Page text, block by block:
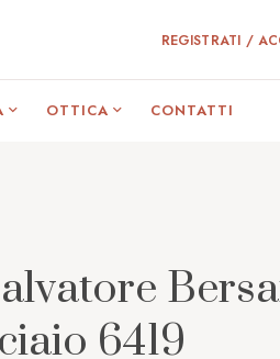
REGISTRATI /
OTTICA CONTATTI
6419